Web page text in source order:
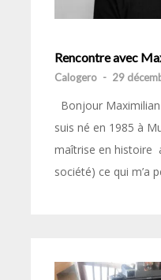
Rencontre avec
Calogero - 29
Bonjour
suis né en 1985 à
maîtrise en histoire
société) ce qui m’a